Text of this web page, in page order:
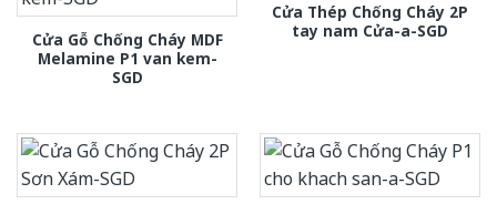
Cửa Gỗ Chống Cháy MDF
Melamine P1 van kem-
SGD
Cửa Thép Chống Cháy 2P
tay nam Cửa-a-SGD